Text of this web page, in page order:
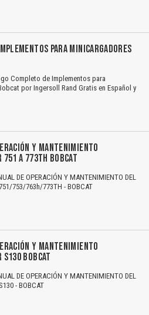
PARA MINICARGADORES
Completo de Implementos para
por Ingersoll Rand Gratis en Español y
Y MANTENIMIENTO
751 A 773TH BOBCAT
DE OPERACIÓN Y MANTENIMIENTO DEL
753/763h/773TH - BOBCAT
Y MANTENIMIENTO
S130 BOBCAT
DE OPERACIÓN Y MANTENIMIENTO DEL
- BOBCAT